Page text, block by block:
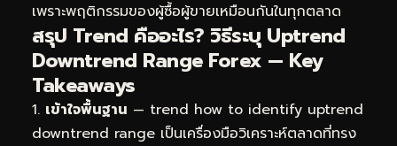
เพราะพฤติกรรมของผู้ซื้อผู้ขายเหมือนกันในทุกตลาด
สรุป Trend คืออะไร? วิธีระบุ Uptrend
Downtrend Range Forex — Key
Takeaways
เข้าใจพื้นฐาน — trend how to identify uptrend
downtrend range เป็นเครื่องมือวิเคราะห์ตลาดที่ทรง